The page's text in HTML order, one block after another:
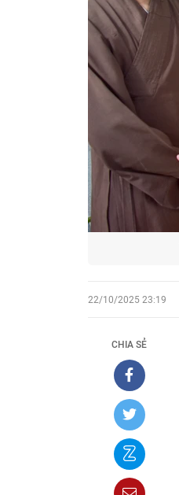
22/10/2025 23:19
CHIA SẺ